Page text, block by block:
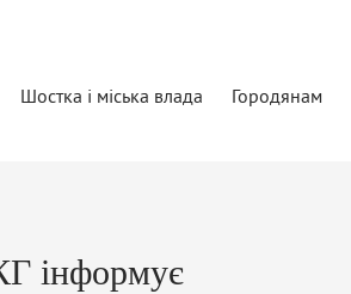
Шостка і міська влада Городянам
інформує